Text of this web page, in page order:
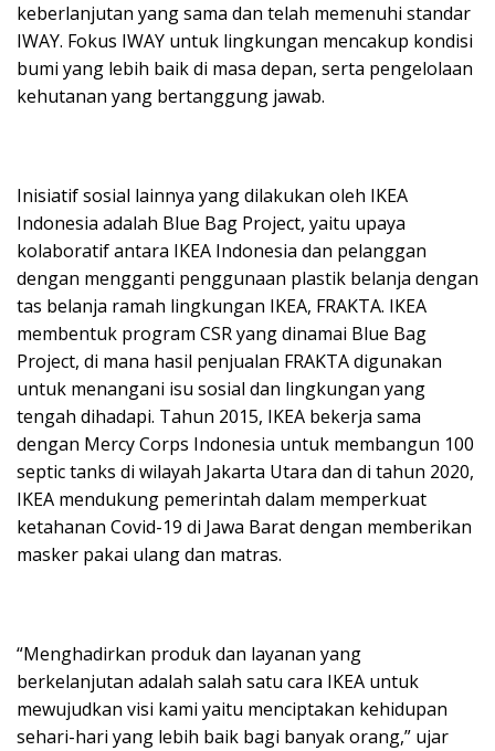
keberlanjutan yang sama dan telah memenuhi standar
IWAY. Fokus IWAY untuk lingkungan mencakup kondisi
bumi yang lebih baik di masa depan, serta pengelolaan
kehutanan yang bertanggung jawab.
Inisiatif sosial lainnya yang dilakukan oleh IKEA
Indonesia adalah Blue Bag Project, yaitu upaya
kolaboratif antara IKEA Indonesia dan pelanggan
dengan mengganti penggunaan plastik belanja dengan
tas belanja ramah lingkungan IKEA, FRAKTA. IKEA
membentuk program CSR yang dinamai Blue Bag
Project, di mana hasil penjualan FRAKTA digunakan
untuk menangani isu sosial dan lingkungan yang
tengah dihadapi. Tahun 2015, IKEA bekerja sama
dengan Mercy Corps Indonesia untuk membangun 100
septic tanks di wilayah Jakarta Utara dan di tahun 2020,
IKEA mendukung pemerintah dalam memperkuat
ketahanan Covid-19 di Jawa Barat dengan memberikan
masker pakai ulang dan matras.
“Menghadirkan produk dan layanan yang
berkelanjutan adalah salah satu cara IKEA untuk
mewujudkan visi kami yaitu menciptakan kehidupan
sehari-hari yang lebih baik bagi banyak orang,” ujar